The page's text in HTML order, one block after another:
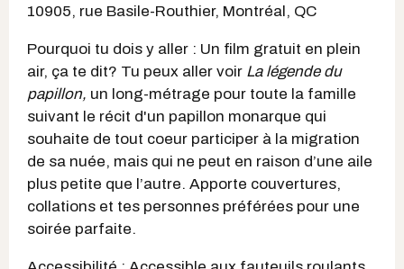
10905, rue Basile-Routhier, Montréal, QC
Pourquoi tu dois y aller : Un film gratuit en plein
air, ça te dit? Tu peux aller voir La légende du
papillon, un long-métrage pour toute la famille
suivant le récit d'un papillon monarque qui
souhaite de tout coeur participer à la migration
de sa nuée, mais qui ne peut en raison d’une aile
plus petite que l’autre. Apporte couvertures,
collations et tes personnes préférées pour une
soirée parfaite.